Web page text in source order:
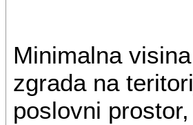
Minimalna
zgrada na
poslovni